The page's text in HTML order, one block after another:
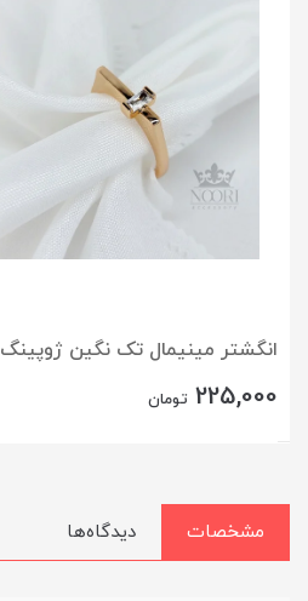
انگشتر مینیمال تک نگین ژوپینگ
225,000 تومان
مشخصات دیدگاه‌ها